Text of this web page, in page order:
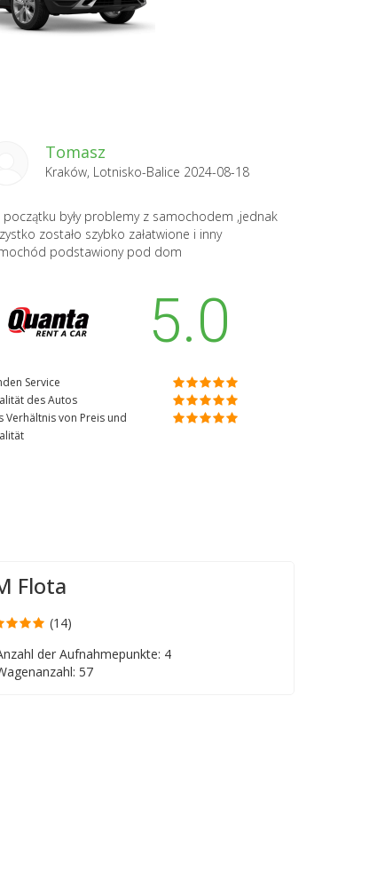
Tomasz
Kraków, Lotnisko-Balice 2024-08-18
początku były problemy z samochodem ,jednak
zostało szybko załatwione i inny
podstawiony pod dom
5.0
Service
des Autos
Verhältnis von Preis und
Flota
(14)
der Aufnahmepunkte: 4
57